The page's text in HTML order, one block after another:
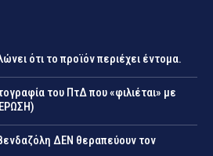
ότι το προϊόν περιέχει έντομα.
του ΠτΔ που «φιλιέται» με
ΔΕΝ θεραπεύουν τον